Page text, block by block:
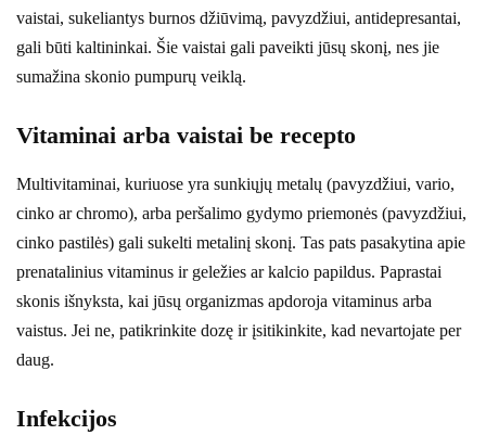
vaistai, sukeliantys burnos džiūvimą, pavyzdžiui, antidepresantai,
gali būti kaltininkai. Šie vaistai gali paveikti jūsų skonį, nes jie
sumažina skonio pumpurų veiklą.
Vitaminai arba vaistai be recepto
Multivitaminai, kuriuose yra sunkiųjų metalų (pavyzdžiui, vario,
cinko ar chromo), arba peršalimo gydymo priemonės (pavyzdžiui,
cinko pastilės) gali sukelti metalinį skonį. Tas pats pasakytina apie
prenatalinius vitaminus ir geležies ar kalcio papildus. Paprastai
skonis išnyksta, kai jūsų organizmas apdoroja vitaminus arba
vaistus. Jei ne, patikrinkite dozę ir įsitikinkite, kad nevartojate per
daug.
Infekcijos